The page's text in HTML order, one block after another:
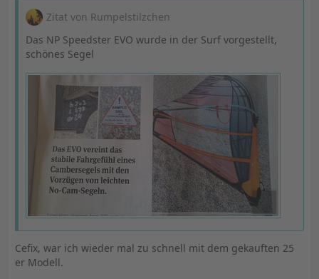
Zitat von Rumpelstilzchen
Das NP Speedster EVO wurde in der Surf vorgestellt,
schönes Segel
Cefix, war ich wieder mal zu schnell mit dem gekauften 25
er Modell.